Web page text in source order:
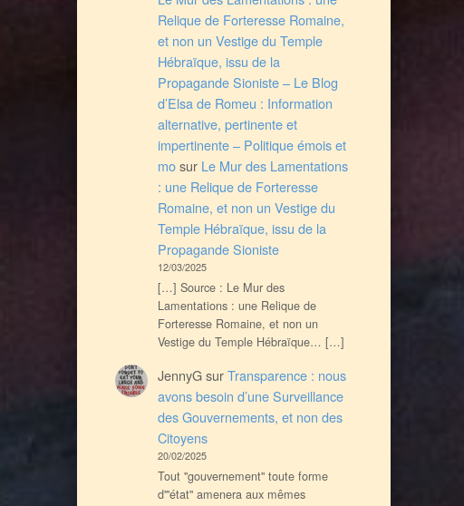
Relique de Forteresse Romaine,
et non un Vestige du Temple
Hébraïque, issu de la
Propagande Sioniste – Le Blog
d’Elsa de Romeu : Information
alternative, pertinente et
impertinente – Politique émois et
mosur Le Mur des Lamentations
: une Relique de Forteresse
Romaine, et non un Vestige du
Temple Hébraïque, issu de la
Propagande Sioniste
12/03/2025
[…] Source : Le Mur des
Lamentations : une Relique de
Forteresse Romaine, et non un
Vestige du Temple Hébraïque… […]
JennyGsurTransparence : nous
avons besoin d’une Surveillance
des Gouvernements, et non des
Citoyens
20/02/2025
Tout ''gouvernement'' toute forme
d'''état'' amenera aux mêmes